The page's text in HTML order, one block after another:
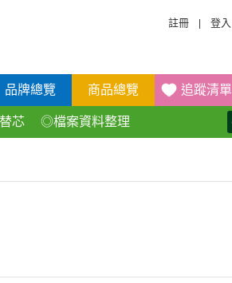
註冊 登入
品牌總覽 商品總覽 追蹤清單
芯 ◎檔案資料整理